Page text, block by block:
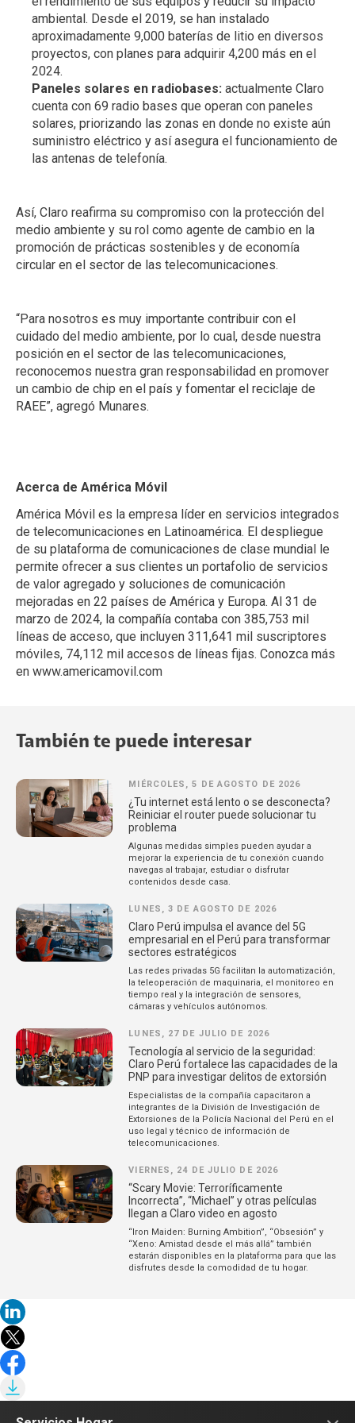
ambiental. Desde el 2019, se han instalado
aproximadamente 9,000 baterías de litio en diversos
proyectos, con planes para adquirir 4,200 más en el
2024.
Paneles solares en radiobases: actualmente Claro
cuenta con 69 radio bases que operan con paneles
solares, priorizando las zonas en donde no existe aún
suministro eléctrico y así asegura el funcionamiento de
las antenas de telefonía.
Así, Claro reafirma su compromiso con la protección del
medio ambiente y su rol como agente de cambio en la
promoción de prácticas sostenibles y de economía
circular en el sector de las telecomunicaciones.
“Para nosotros es muy importante contribuir con el
cuidado del medio ambiente, por lo cual, desde nuestra
posición en el sector de las telecomunicaciones,
reconocemos nuestra gran responsabilidad en promover
un cambio de chip en el país y fomentar el reciclaje de
RAEE”, agregó Munares.
Acerca de América Móvil
América Móvil es la empresa líder en servicios integrados
de telecomunicaciones en Latinoamérica. El despliegue
de su plataforma de comunicaciones de clase mundial le
permite ofrecer a sus clientes un portafolio de servicios
de valor agregado y soluciones de comunicación
mejoradas en 22 países de América y Europa. Al 31 de
marzo de 2024, la compañía contaba con 385,753 mil
líneas de acceso, que incluyen 311,641 mil suscriptores
móviles, 74,112 mil accesos de líneas fijas. Conozca más
en www.americamovil.com
También te puede interesar
MIÉRCOLES, 5 DE AGOSTO DE 2026
¿Tu internet está lento o se desconecta?
Reiniciar el router puede solucionar tu
problema
Algunas medidas simples pueden ayudar a
mejorar la experiencia de tu conexión cuando
navegas al trabajar, estudiar o disfrutar
contenidos desde casa.
LUNES, 3 DE AGOSTO DE 2026
Claro Perú impulsa el avance del 5G
empresarial en el Perú para transformar
sectores estratégicos
Las redes privadas 5G facilitan la automatización,
la teleoperación de maquinaria, el monitoreo en
tiempo real y la integración de sensores,
cámaras y vehículos autónomos.
LUNES, 27 DE JULIO DE 2026
Tecnología al servicio de la seguridad:
Claro Perú fortalece las capacidades de la
PNP para investigar delitos de extorsión
Especialistas de la compañía capacitaron a
integrantes de la División de Investigación de
Extorsiones de la Policía Nacional del Perú en el
uso legal y técnico de información de
telecomunicaciones.
VIERNES, 24 DE JULIO DE 2026
“Scary Movie: Terroríficamente
Incorrecta”, “Michael” y otras películas
llegan a Claro video en agosto
“Iron Maiden: Burning Ambition”, “Obsesión” y
“Xeno: Amistad desde el más allá” también
estarán disponibles en la plataforma para que las
disfrutes desde la comodidad de tu hogar.